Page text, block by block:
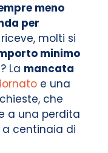
meno
per
molti si
minimo
La mancata
e una
che
a una perdita
centinaia di